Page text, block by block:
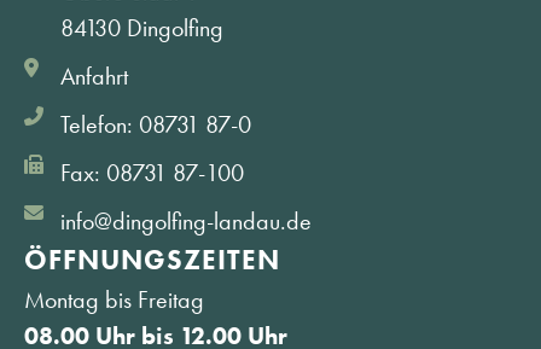
84130 Dingolfing
Anfahrt
Telefon: 08731 87-0
Fax: 08731 87-100
info@dingolfing-landau.de
ÖFFNUNGS­ZEITEN
Montag bis Freitag
08.00 Uhr bis 12.00 Uhr